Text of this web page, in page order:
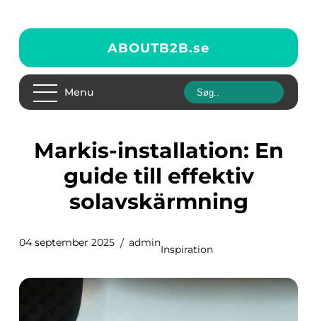
ABOUTB2B.se
Menu
Markis-installation: En
guide till effektiv
solavskärmning
04 september 2025 admin
Inspiration